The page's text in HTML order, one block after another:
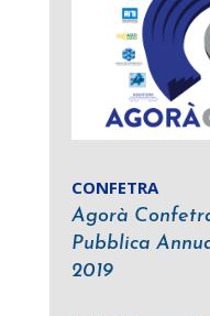
CONFETRA
Agorà
Pubblica
2019